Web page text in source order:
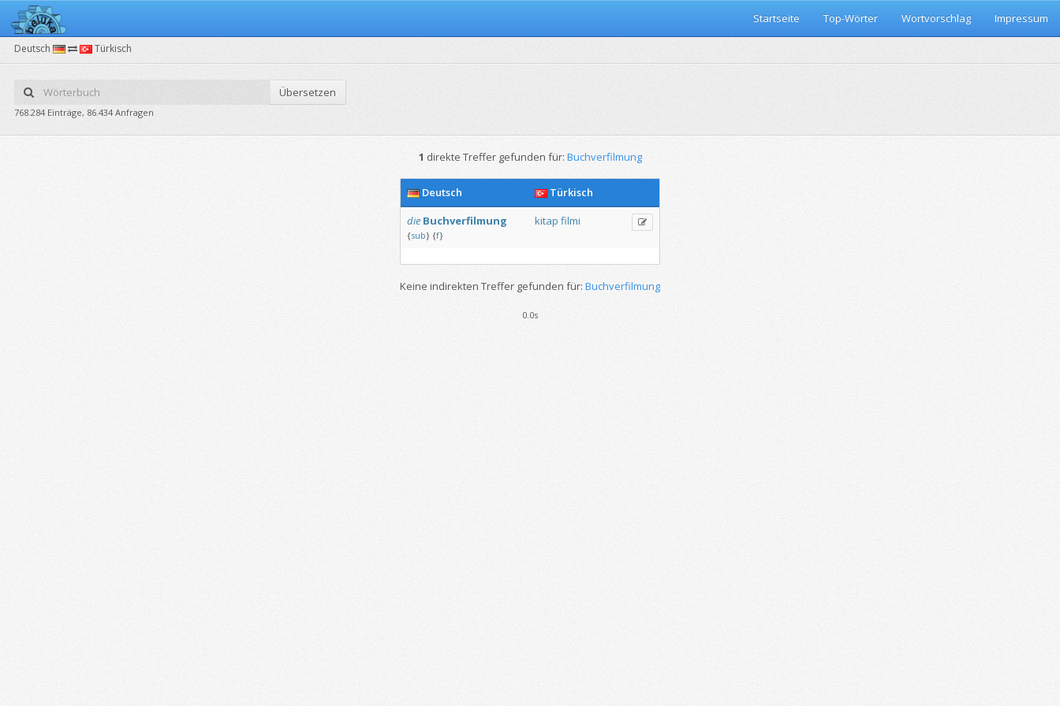
Startseite Top-Wörter Wortvorschlag Impressum
Deutsch Türkisch
Übersetzen
768.284 Einträge, 86.434 Anfragen
1 direkte Treffer gefunden für: Buchverfilmung
Deutsch
Türkisch
die Buchverfilmung
{sub} {f}
kitap filmi
Keine indirekten Treffer gefunden für: Buchverfilmung
0.0s